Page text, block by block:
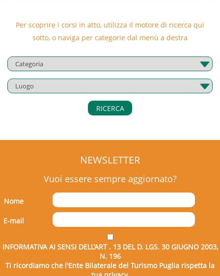
Per scoprire i corsi in atto, utilizza il motore di ricerca qui
sotto, o naviga per categorie dal menù a destra
RICERCA
NEWSLETTER
Vuoi essere sempre aggiornato?
Nome
E-mail
INFORMATIVA AI SENSI DELL’ART . 13 DEL D. LGS. 30 GIUGNO 2003,
N. 196
Ti ricordiamo che l'Ente Bilaterale del Turismo Puglia rispetta la